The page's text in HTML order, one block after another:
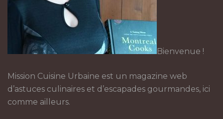
Bienvenue !
Mission Cuisine Urbaine est un magazine web
d’astuces culinaires et d’escapades gourmandes, ici
comme ailleurs.